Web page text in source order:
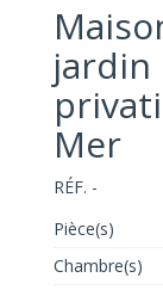
Mer
RÉF. -
Pièce(s)
Chambre(s)